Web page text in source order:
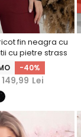
fin neagra cu
cu pietre strass
-40%
149,99 Lei